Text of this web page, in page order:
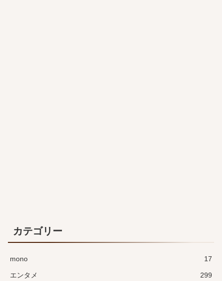
カテゴリー
mono 17
エンタメ 299